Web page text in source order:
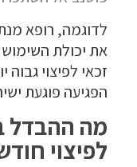
לדוגמה, רופא
את יכולת השימוש
זכאי לפיצוי
הפגיעה פוגעת
מה ההבדל
לפיצוי